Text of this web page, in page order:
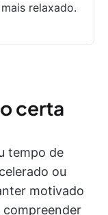
relaxado.
certa
tempo de
ou
motivado
compreender